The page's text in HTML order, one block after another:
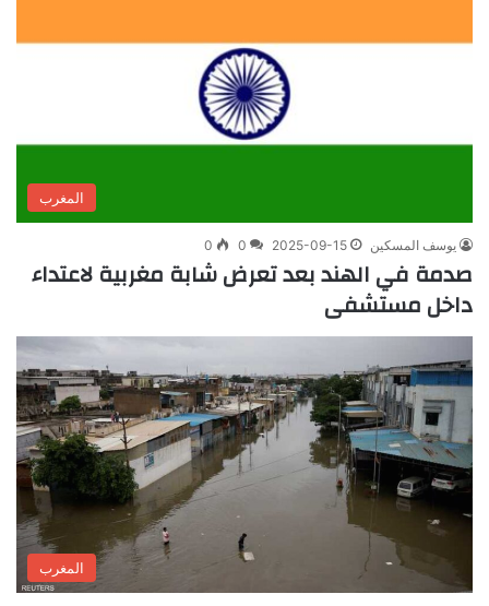
المغرب
يوسف المسكين 2025-09-15
0
0
صدمة في الهند بعد تعرض شابة مغربية لاعتداء
داخل مستشفى
المغرب